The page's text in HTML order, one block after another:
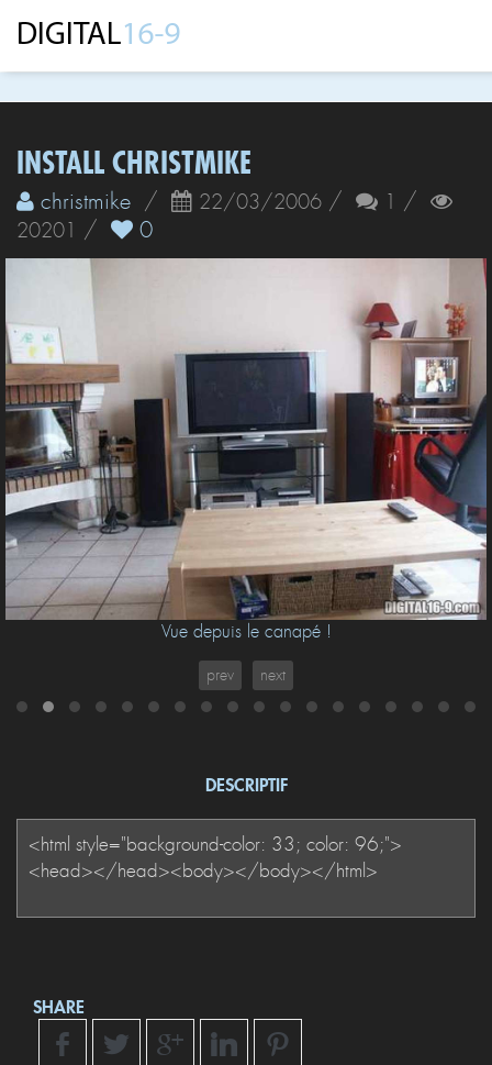
INSTALL CHRISTMIKE
christmike / 22/03/2006 / 1 /
20201 / 0
Vue depuis le canapé !
prev next
DESCRIPTIF
SHARE